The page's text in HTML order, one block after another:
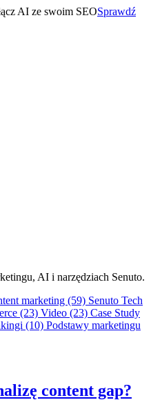
AI ze swoim SEOSprawdź
AI i narzędziach Senuto.
marketing (59) Senuto Tech
(23) Video (23) Case Study
(10) Podstawy marketingu
content gap?